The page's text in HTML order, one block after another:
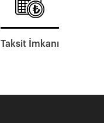
Taksit İmkanı